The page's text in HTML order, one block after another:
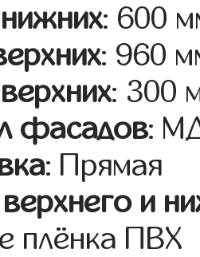
: 600
: 960
: 300
фасадов:
: Прямая
и
плёнка ПВХ